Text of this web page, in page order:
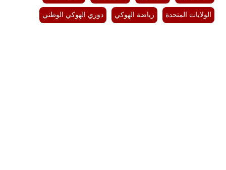
الولايات المتحدة رياضة الهوكي دوري الهوكي الوطني